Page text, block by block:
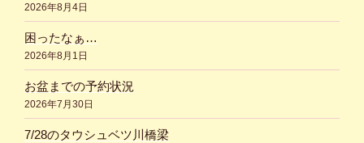
2026年8月4日
困ったなぁ…
2026年8月1日
お盆までの予約状況
2026年7月30日
7/28のタウシュベツ川橋梁